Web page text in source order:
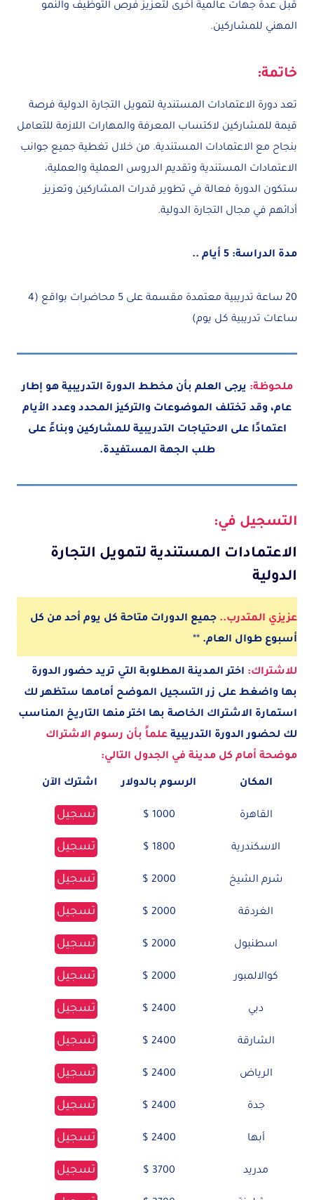
قبل عدة جهات عالمية أخرى لتعزيز فرص التوظيف والنمو
المهني للمشاركين.
خاتمة:
تعد دورة الاعتمادات المستندية لتمويل التجارة الدولية فرصة
قيمة للمشاركين لاكتساب المعرفة والمهارات اللازمة للتعامل
بنجاح مع الاعتمادات المستندية. من خلال تغطية جميع جوانب
الاعتمادات المستندية وتقديم الدروس العملية والعملية،
ستكون الدورة فعالة في تطوير قدرات المشاركين وتعزيز
أدائهم في مجال التجارة الدولية.
مدة الدراسة: 5 أيام ..
20 ساعة تدريبية معتمدة مقسمة على 5 محاضرات بواقع (4
ساعات تدريبية كل يوم)
ملحوظة: يرجى العلم بأن مخطط الدورة التدريبية هو إطار
عام، وقد تختلف الموضوعات والتركيز المحدد وعدد الأيام
اعتمادًا على الاحتياجات التدريبية للمشاركين وبناءً على
طلب الجهة المستفيدة.
التسجيل في:
الاعتمادات المستندية لتمويل التجارة
الدولية
عزيزي المتدرب.. جميع الدورات متاحة كل يوم أحد من كل
أسبوع طوال العام. **
للاشتراك: اختر المدينة المطلوبة التي تريد حضور الدورة
بها واضغط على زر التسجيل الموضح أمامها ستظهر لك
استمارة الاشتراك الخاصة بها اختر منها التاريخ المناسب
لك لحضور الدورة التدريبية علماً بأن رسوم الاشتراك
موضحة أمام كل مدينة في الجدول التالي:
المكان الرسوم بالدولار اشترك الآن
القاهرة 1000 $ تسجيل
الاسكندرية 1800 $ تسجيل
شرم الشيخ 2000 $ تسجيل
الغردقة 2000 $ تسجيل
اسطنبول 2000 $ تسجيل
كوالالمبور 2000 $ تسجيل
دبي 2400 $ تسجيل
الشارقة 2400 $ تسجيل
الرياض 2400 $ تسجيل
جدة 2400 $ تسجيل
أبها 2400 $ تسجيل
مدريد 3700 $ تسجيل